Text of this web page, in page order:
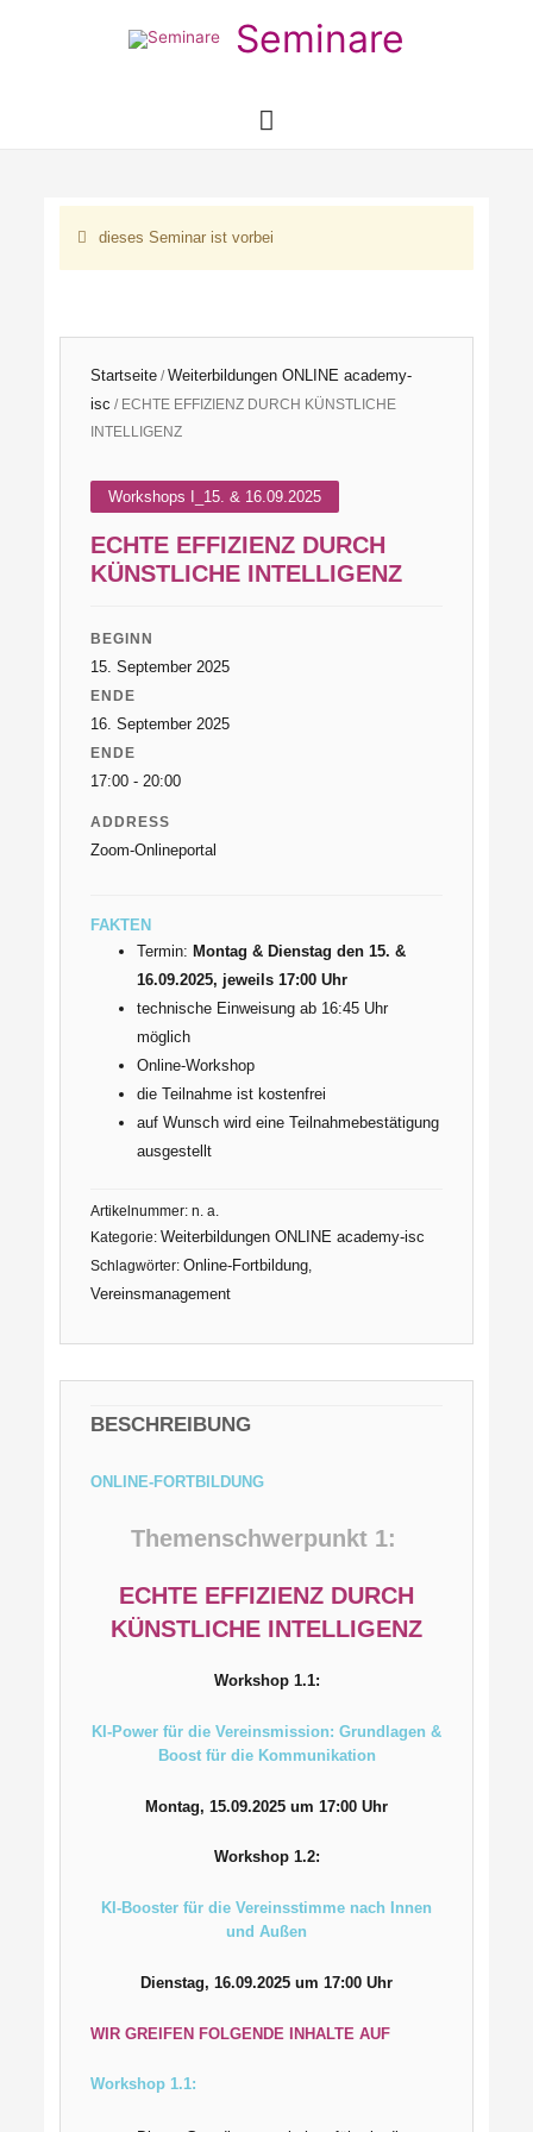
Seminare
Hauptmenü
dieses Seminar ist vorbei
Startseite /Weiterbildungen ONLINE academy-
isc / ECHTE EFFIZIENZ DURCH KÜNSTLICHE
INTELLIGENZ
Workshops I_15. & 16.09.2025
ECHTE EFFIZIENZ DURCH
KÜNSTLICHE INTELLIGENZ
BEGINN
15. September 2025
ENDE
16. September 2025
ENDE
17:00 - 20:00
ADDRESS
Zoom-Onlineportal
FAKTEN
Termin:Montag & Dienstag den 15. &
16.09.2025, jeweils 17:00 Uhr
technische Einweisung ab 16:45 Uhr
möglich
Online-Workshop
die Teilnahme ist kostenfrei
auf Wunsch wird eine Teilnahmebestätigung
ausgestellt
Artikelnummer:n. a.
Kategorie:Weiterbildungen ONLINE academy-isc
Schlagwörter:Online-Fortbildung
Vereinsmanagement
BESCHREIBUNG
ONLINE-FORTBILDUNG
Themenschwerpunkt 1:
ECHTE EFFIZIENZ DURCH
KÜNSTLICHE INTELLIGENZ
Workshop 1.1:
KI-Power für die Vereinsmission: Grundlagen &
Boost für die Kommunikation
Montag, 15.09.2025 um 17:00 Uhr
Workshop 1.2:
KI-Booster für die Vereinsstimme nach Innen
und Außen
Dienstag, 16.09.2025 um 17:00 Uhr
WIR GREIFEN FOLGENDE INHALTE AUF
Workshop 1.1: